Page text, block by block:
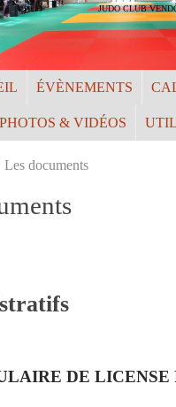
JUDO CLUB
ÉVÈNEMENTS
PHOTOS & VIDÉOS
Les documents
DE LICENSE
des cookies